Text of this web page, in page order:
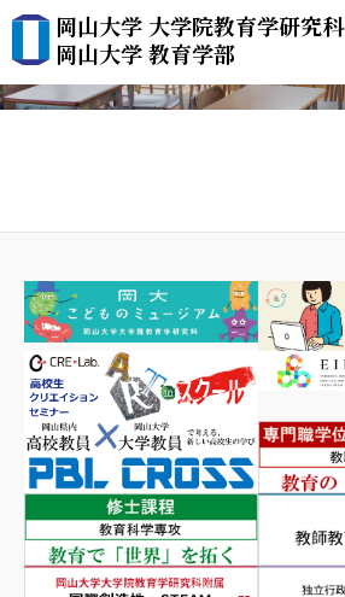
岡山大学 大学院教育学研究科
岡山大学 教育学部棟方 百熊